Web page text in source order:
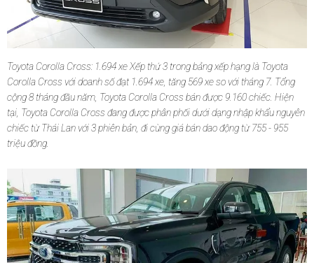
Toyota Corolla Cross: 1.694 xe Xếp thứ 3 trong bảng xếp hạng là Toyota
Corolla Cross với doanh số đạt 1.694 xe, tăng 569 xe so với tháng 7. Tổng
cộng 8 tháng đầu năm, Toyota Corolla Cross bán được 9.160 chiếc. Hiện
tại, Toyota Corolla Cross đang được phân phối dưới dạng nhập khẩu nguyên
chiếc từ Thái Lan với 3 phiên bản, đi cùng giá bán dao động từ 755 - 955
triệu đồng.